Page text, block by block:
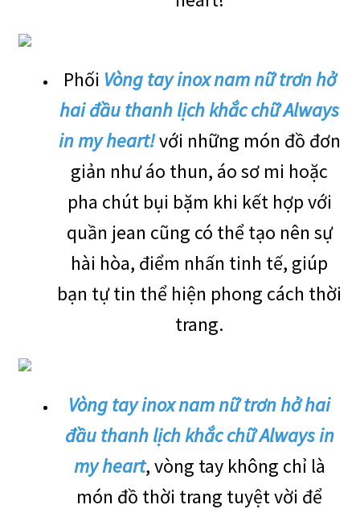
Phối Vòng tay inox nam nữ trơn hở
hai đầu thanh lịch khắc chữ Always
in my heart!với những món đồ đơn
giản như áo thun, áo sơ mi hoặc
pha chút bụi bặm khi kết hợp với
quần jean cũng có thể tạo nên sự
hài hòa, điểm nhấn tinh tế, giúp
bạn tự tin thể hiện phong cách thời
trang.
Vòng tay inox nam nữ trơn hở hai
đầu thanh lịch khắc chữ Always in
my heart, vòng tay không chỉ là
món đồ thời trang tuyệt vời để